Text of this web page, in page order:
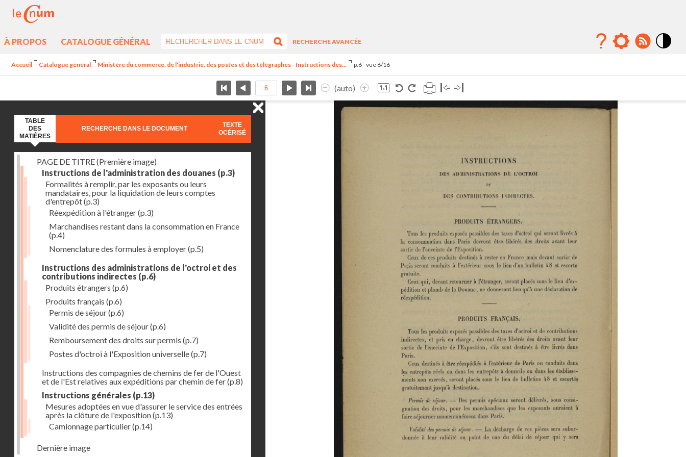
À PROPOS CATALOGUE GÉNÉRAL
RECHERCHE AVANCÉE
Accueil Catalogue général Ministère du commerce, de l'industrie, des postes et des télégraphes - Instructions des... p.6 - vue 6/16
(auto)
TABLE
DES
MATIÈRES
RECHERCHE DANS LE DOCUMENT
TEXTE
OCÉRISÉ
PAGE DE TITRE (Première image)
Instructions de l'administration des douanes (p.3)
Formalités à remplir, par les exposants ou leurs
mandataires, pour la liquidation de leurs comptes
d'entrepôt(p.3)
Réexpédition à l'étranger(p.3)
Marchandises restant dans la consommation en France
(p.4)
Nomenclature des formules à employer(p.5)
Instructions des administrations de l'octroi et des
contributions indirectes (p.6)
Produits étrangers (p.6)
Produits français (p.6)
Permis de séjour(p.6)
Validité des permis de séjour(p.6)
Remboursement des droits sur permis (p.7)
Postes d'octroi à l'Exposition universelle(p.7)
Instructions des compagnies de chemins de fer de l'Ouest
et de l'Est relatives aux expéditions par chemin de fer(p.8)
Instructions générales (p.13)
Mesures adoptées en vue d'assurer le service des entrées
après la clôture de l'exposition(p.13)
Camionnage particulier(p.14)
Dernière image